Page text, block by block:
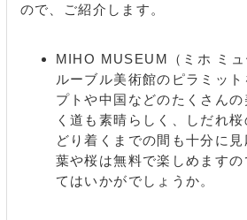
ので、ご紹介します。
MIHO MUSEUM（ミホ ミュ
ルーブル美術館のピラミッ
プトや中国などのたくさん
く道も素晴らしく、しだれ
どり着くまでの間も十分に
葉や桜は無料で楽しめます
てはいかがでしょうか。